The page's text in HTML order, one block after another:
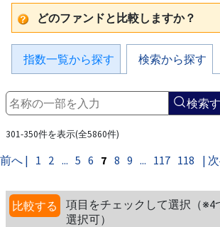
どのファンドと比較しますか？
指数一覧から探す 検索から探す
検索
301-350件を表示(全5860件)
前へ | 1 2 ... 5 6 7 8 9 ... 117 118 |
比較する
項目をチェックして選択（※4
選択可）